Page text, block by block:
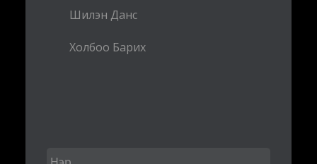
Шилэн Данс
Холбоо Барих